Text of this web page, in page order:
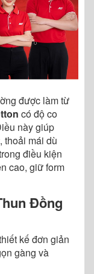
được làm từ
có độ co
này giúp
thoải mái dù
điều kiện
cao, giữ form
Đồng
kế đơn giản
gàng và